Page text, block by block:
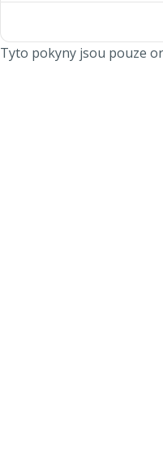
Tyto pokyny jsou pouze